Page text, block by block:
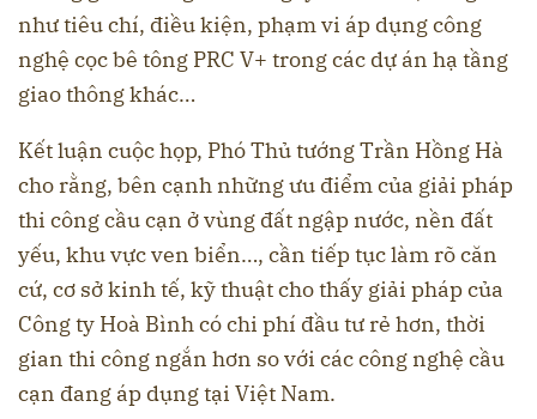
như tiêu chí, điều kiện, phạm vi áp dụng công
nghệ cọc bê tông PRC V+ trong các dự án hạ tầng
giao thông khác…
Kết luận cuộc họp, Phó Thủ tướng Trần Hồng Hà
cho rằng, bên cạnh những ưu điểm của giải pháp
thi công cầu cạn ở vùng đất ngập nước, nền đất
yếu, khu vực ven biển…, cần tiếp tục làm rõ căn
cứ, cơ sở kinh tế, kỹ thuật cho thấy giải pháp của
Công ty Hoà Bình có chi phí đầu tư rẻ hơn, thời
gian thi công ngắn hơn so với các công nghệ cầu
cạn đang áp dụng tại Việt Nam.